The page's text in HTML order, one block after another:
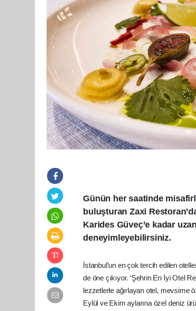
Günün her saatinde
buluşturan Zaxi
Karides Güveç’e kadar
deneyimleyebilirsiniz.
İstanbul’un en çok tercih edilen
de öne çıkıyor. ‘Şehrin En İyi Otel
lezzetlerle ağırlayan otel, mevsime
Eylül ve Ekim aylarına özel deniz